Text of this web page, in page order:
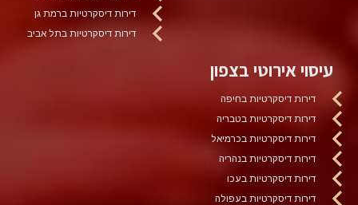
דירות דיסקרטיות ברמת גן
דירות דיסקרטיות בתל אביב
עיסוי אירוטי בצפון
דירות דיסקרטיות בחיפה
דירות דיסקרטיות בטבריה
דירות דיסקרטיות בכרמיאל
דירות דיסקרטיות בנהריה
דירות דיסקרטיות בעכו
דירות דיסקרטיות בעפולה